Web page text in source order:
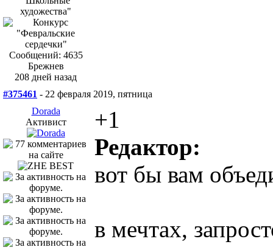
Сообщений: 4635
Брежнев
208 дней назад
#375461 - 22 февраля 2019, пятница
Dorada
Активист
+1
Редактор:
вот бы вам
в мечтах,